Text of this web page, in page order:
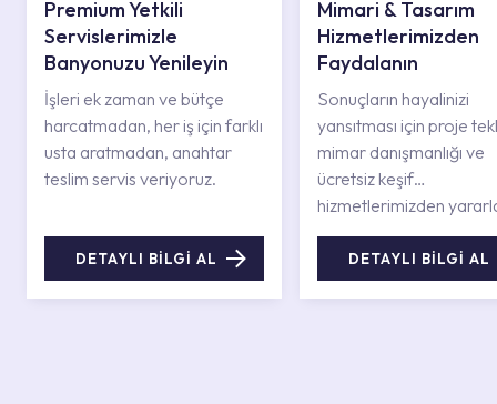
Premium Yetkili
Servislerimizle
Banyonuzu Yenileyin
İşleri ek zaman ve bütçe
harcatmadan, her iş için farklı
usta aratmadan, anahtar
teslim servis veriyoruz.
DETAYLI BİLGİ AL
Mimari & Tasarım
Hizmetlerimizden
Faydalanın
Sonuçların hayalinizi
yansıtması için proje
mimar danışmanlığı ve
ücretsiz keşif
hizmetlerimizden
DETAYLI BİLGİ AL